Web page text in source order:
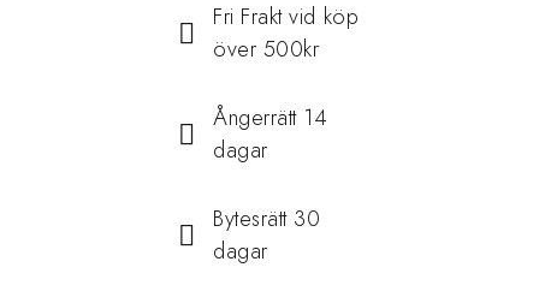
Fri Frakt vid köp
över 500kr
Ångerrätt 14
dagar
Bytesrätt 30
dagar